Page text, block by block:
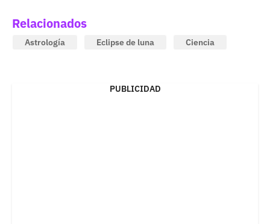
Relacionados
Astrología Eclipse de luna Ciencia
PUBLICIDAD